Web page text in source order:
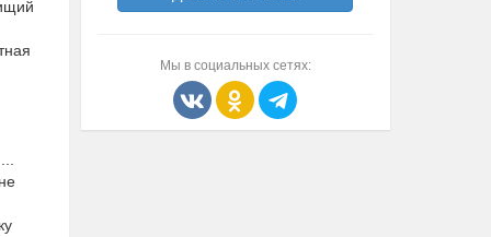
Мы в социальных сетях: